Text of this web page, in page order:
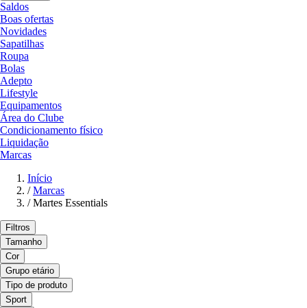
Saldos
Boas ofertas
Novidades
Sapatilhas
Roupa
Bolas
Adepto
Lifestyle
Equipamentos
Área do Clube
Condicionamento físico
Liquidação
Marcas
Início
/ Marcas
/ Martes Essentials
Filtros
Tamanho
Cor
Grupo etário
Tipo de produto
Sport